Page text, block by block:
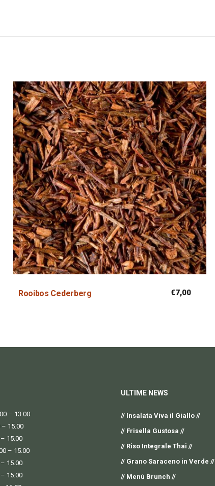
Rooibos Cederberg €7,00
– 13.00
– 15.00
15.00
– 15.00
15.00
15.00
ULTIME NEWS
// Insalata Viva il Giallo //
// Frisella Gustosa //
// Riso Integrale Thai //
// Grano Saraceno in Verde //
// Menù Brunch //